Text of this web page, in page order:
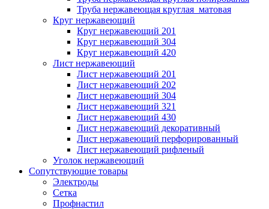
Труба нержавеющая круглая матовая
Круг нержавеющий
Круг нержавеющий 201
Круг нержавеющий 304
Круг нержавеющий 420
Лист нержавеющий
Лист нержавеющий 201
Лист нержавеющий 202
Лист нержавеющий 304
Лист нержавеющий 321
Лист нержавеющий 430
Лист нержавеющий декоративный
Лист нержавеющий перфорированный
Лист нержавеющий рифленый
Уголок нержавеющий
Cопутствующие товары
Электроды
Сетка
Профнастил